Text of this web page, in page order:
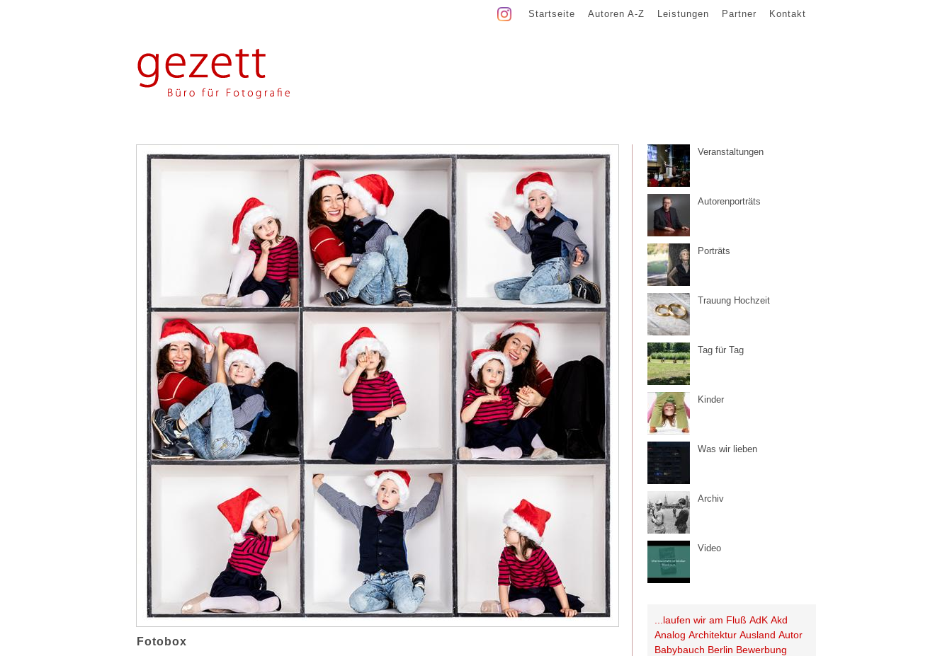
Startseite Autoren A-Z Leistungen Partner Kontakt
Fotobox
Veranstaltungen
Autorenporträts
Porträts
Trauung Hochzeit
Tag für Tag
Kinder
Was wir lieben
Archiv
Video
...laufen wir am Fluß AdK Akd
Analog Architektur Ausland Autor
Babybauch Berlin Bewerbung